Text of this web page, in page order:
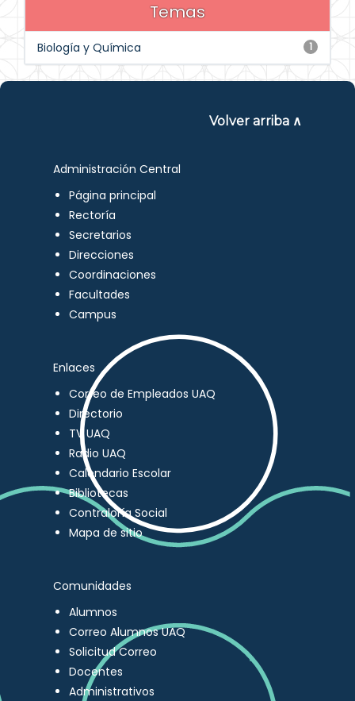
Temas
1
Biología y Química
Volver arriba ∧
Administración Central
Página principal
Rectoría
Secretarios
Direcciones
Coordinaciones
Facultades
Campus
Enlaces
Correo de Empleados UAQ
Directorio
TV UAQ
Radio UAQ
Calendario Escolar
Bibliotecas
Contraloría Social
Mapa de sitio
Comunidades
Alumnos
Correo Alumnos UAQ
Solicitud Correo
Docentes
Administrativos